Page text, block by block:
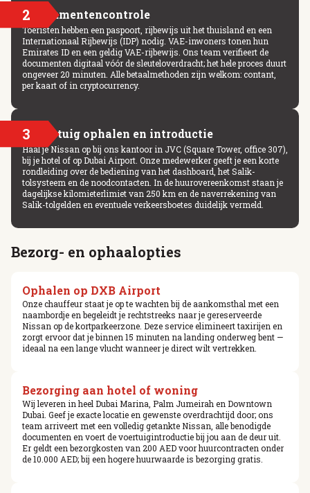
2 Documentencontrole
Toeristen hebben een paspoort, rijbewijs uit het thuisland en een
Internationaal Rijbewijs (IDP) nodig. VAE-inwoners tonen hun
Emirates ID en een geldig VAE-rijbewijs. Ons team verifieert de
documenten digitaal vóór de sleuteloverdracht; het hele proces duurt
ongeveer 20 minuten. Alle betaalmethoden zijn welkom: contant,
per kaart of in cryptocurrency.
3 Voertuig ophalen en introductie
Haal je Nissan op bij ons kantoor in JVC (Square Tower, office 307),
bij je hotel of op Dubai Airport. Onze medewerker geeft je een korte
rondleiding over de bediening van het dashboard, het Salik-
tolsysteem en de noodcontacten. In de huurovereenkomst staan je
dagelijkse kilomieterlimiet van 250 km en de naverrekening van
Salik-tolgelden en eventuele verkeersboetes duidelijk vermeld.
Bezorg- en ophaalopties
Ophalen op DXB Airport
Onze chauffeur staat je op te wachten bij de aankomsthal met een
naambordje en begeleidt je rechtstreeks naar je gereserveerde
Nissan op de kortparkeerzone. Deze service elimineert taxirijen en
zorgt ervoor dat je binnen 15 minuten na landing onderweg bent —
ideaal na een lange vlucht wanneer je direct wilt vertrekken.
Bezorging aan hotel of woning
Wij leveren in heel Dubai Marina, Palm Jumeirah en Downtown
Dubai. Geef je exacte locatie en gewenste overdrachtijd door; ons
team arriveert met een volledig getankte Nissan, alle benodigde
documenten en voert de voertuigintroductie bij jou aan de deur uit.
Er geldt een bezorgkosten van 200 AED voor huurcontracten onder
de 10.000 AED; bij een hogere huurwaarde is bezorging gratis.